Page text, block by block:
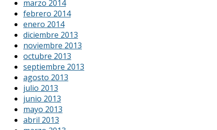
marzo 2014
febrero 2014
enero 2014
diciembre 2013
noviembre 2013
octubre 2013
septiembre 2013
agosto 2013
julio 2013
junio 2013
mayo 2013
abril 2013